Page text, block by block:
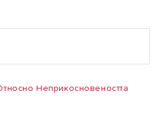
t
eq
Неприкосновеността